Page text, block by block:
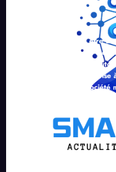
SMART RDC aspire à être
intelligente en RDC, en
critique et l’engagement
et responsable, le média
la construction d’une société